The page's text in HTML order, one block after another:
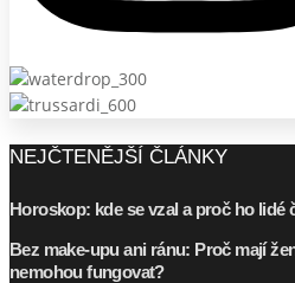
NEJČTENĚJŠÍ ČLÁNKY
Horoskop: kde se vzal a proč ho lidé
Bez make-upu ani ránu: Proč mají
nemohou fungovat?